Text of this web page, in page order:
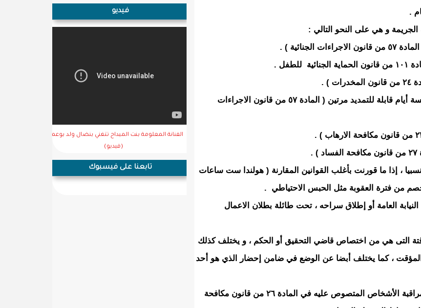
.
و هي على النحو التالي :
- الجرائم المتعلق بأمن الدولة الداخلي و الخارجي خمسة أيام قابلة للتمديد مرتين ( المادة ٥٧ من قانون الاجراءات
، إذا ما قورنت بأغلب القوانين المقارنة ( هولندا ست ساعات
العامة أو إطلاق سراحه ، تحت طائلة بطلان الاعمال
التى هي من اختصاص قاضي التحقيق أو الحكم ، و يختلف كذلك
، كما يختلف أبضا عن الوضع في ضامن إحضار الذي هو أحد
أعتقد أن الرئيس السابق وضع تحت تدبير جديد و هو مراقبة الأشخاص المتصوص عليه في المادة ٢٦ من قانون مكافحة
فيديو
الفنانة المعلومة بنت الميداح تتغني بنضال ولد بوعماتو
(فيديو)
تابعنا على فيسبوك